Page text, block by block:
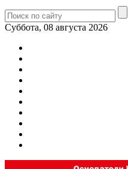
Суббота, 08 августа 2026